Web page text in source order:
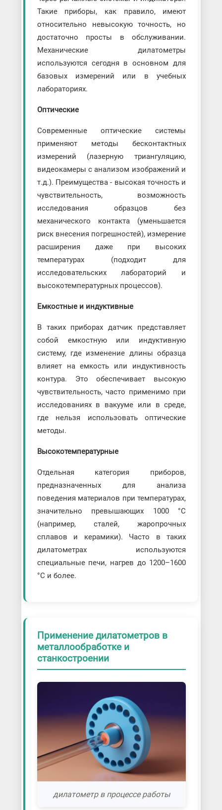
Такие приборы, как правило, имеют
относительно невысокую точность, но
достаточно просты в обслуживании.
Механические дилатометры
используются сегодня в основном для
базовых измерений или в учебных
лабораториях.
Оптические
Современные оптические системы
применяют методы бесконтактных
измерений (лазерную триангуляцию,
видеокамеры с анализом изображений и
т.д.). Преимущества - высокая точность и
чувствительность, возможность
исследования образцов без
механического контакта (уменьшается
риск внесения погрешностей), измерение
расширения даже при высоких
температурах (подходит для
исследовательских лабораторий и
высокотемпературных процессов).
Емкостные и индуктивные
В таких приборах датчик представляет
собой емкостную или индуктивную
систему, где изменение длины образца
влияет на емкость или индуктивность
контура. Это обеспечивает высокую
чувствительность, часто применимо при
исследованиях в вакууме или в среде,
где нельзя использовать оптические
методы.
Высокотемпературные
Отдельная категория приборов,
предназначенных для анализа
поведения материалов при температурах,
значительно превышающих 1000 °C
(например, сталей, жаропрочных
сплавов и керамики). Часто в таких
дилатометрах используются
специальные печи, нагрев до 1200–1600
°C и более.
Применение дилатометров в
металлообработке и
станкостроении
дилатометр в процессе работы